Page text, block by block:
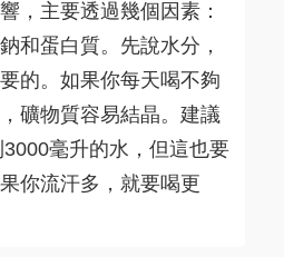
，主要透過幾個因素：
和蛋白質。先說水分，
的。如果你每天喝不夠
礦物質容易結晶。建議
毫升的水，但這也要
你流汗多，就要喝更